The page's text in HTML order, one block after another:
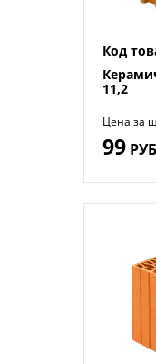
Код
11,2
Цена за
99